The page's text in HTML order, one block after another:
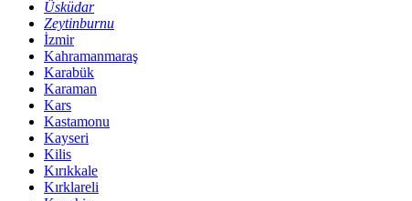
Üsküdar
Zeytinburnu
İzmir
Kahramanmaraş
Karabük
Karaman
Kars
Kastamonu
Kayseri
Kilis
Kırıkkale
Kırklareli